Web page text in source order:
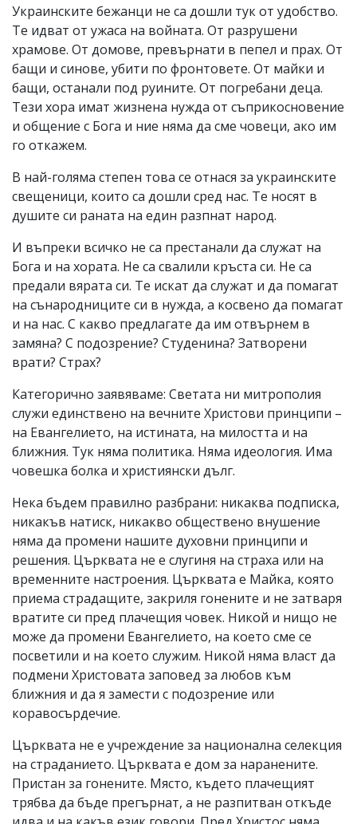
Украинските бежанци не са дошли тук от удобство.
Те идват от ужаса на войната. От разрушени
храмове. От домове, превърнати в пепел и прах. От
бащи и синове, убити по фронтовете. От майки и
бащи, останали под руините. От погребани деца.
Тези хора имат жизнена нужда от съприкосновение
и общение с Бога и ние няма да сме човеци, ако им
го откажем.
В най-голяма степен това се отнася за украинските
свещеници, които са дошли сред нас. Те носят в
душите си раната на един разпнат народ.
И въпреки всичко не са престанали да служат на
Бога и на хората. Не са свалили кръста си. Не са
предали вярата си. Те искат да служат и да помагат
на сънародниците си в нужда, а косвено да помагат
и на нас. С какво предлагате да им отвърнем в
замяна? С подозрение? Студенина? Затворени
врати? Страх?
Категорично заявяваме: Светата ни митрополия
служи единствено на вечните Христови принципи –
на Евангелието, на истината, на милостта и на
ближния. Тук няма политика. Няма идеология. Има
човешка болка и християнски дълг.
Нека бъдем правилно разбрани: никаква подписка,
никакъв натиск, никакво обществено внушение
няма да промени нашите духовни принципи и
решения. Църквата не е слугиня на страха или на
временните настроения. Църквата е Майка, която
приема страдащите, закриля гонените и не затваря
вратите си пред плачещия човек. Никой и нищо не
може да промени Евангелието, на което сме се
посветили и на което служим. Никой няма власт да
подмени Христовата заповед за любов към
ближния и да я замести с подозрение или
коравосърдечие.
Църквата не е учреждение за национална селекция
на страданието. Църквата е дом за наранените.
Пристан за гонените. Място, където плачещият
трябва да бъде прегърнат, а не разпитван откъде